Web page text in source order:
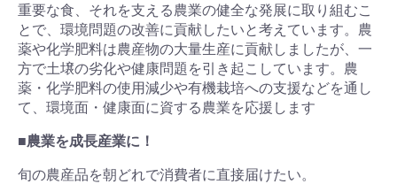
重要な食、それを支える農業の健全な発展に取り組むこ
とで、環境問題の改善に貢献したいと考えています。農
薬や化学肥料は農産物の大量生産に貢献しましたが、一
方で土壌の劣化や健康問題を引き起こしています。農
薬・化学肥料の使用減少や有機栽培への支援などを通し
て、環境面・健康面に資する農業を応援します
■農業を成長産業に！
旬の農産品を朝どれで消費者に直接届けたい。